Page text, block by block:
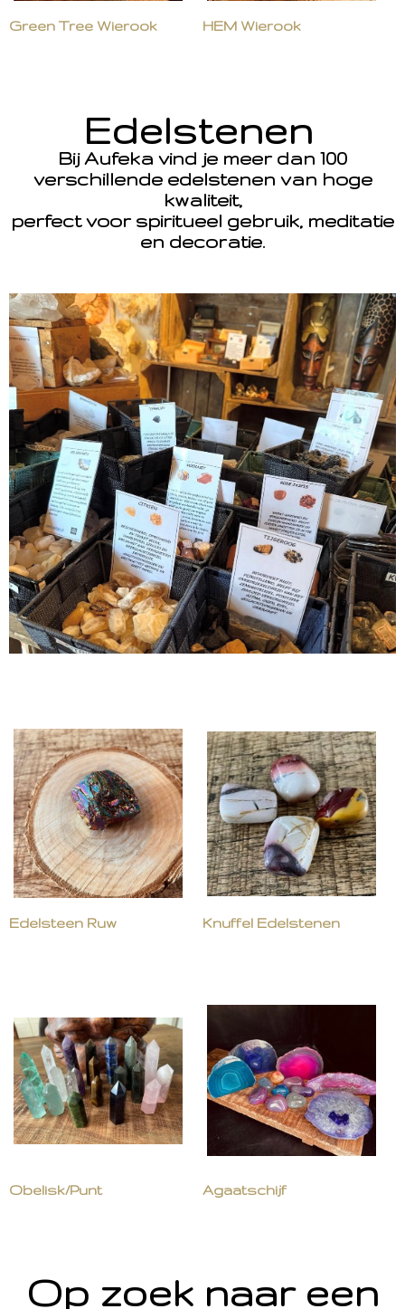
Green Tree Wierook HEM Wierook
Edelstenen
Bij Aufeka vind je meer dan 100
verschillende edelstenen van hoge
kwaliteit,
perfect voor spiritueel gebruik, meditatie
en decoratie.
Edelsteen Ruw Knuffel Edelstenen
Obelisk/Punt Agaatschijf
Op zoek naar een